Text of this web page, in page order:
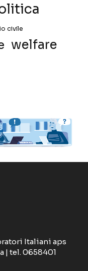
civile
welfare
Italiani aps
| tel. 0658401